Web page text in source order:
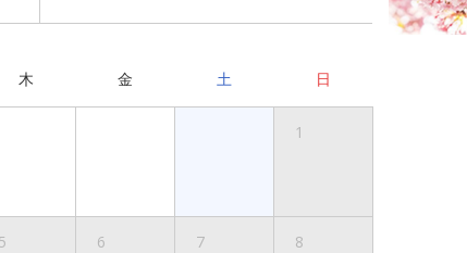
木 金 土 日
1
5 6 7 8